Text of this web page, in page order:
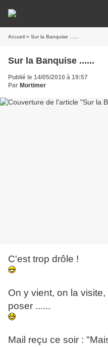
Accueil » Sur la Banquise ......
Sur la Banquise ......
Publié le 14/05/2010 à 19:57
Par Mortimer
C'est trop drôle !
On y vient, on la
poser ......
Mail reçu ce soir :